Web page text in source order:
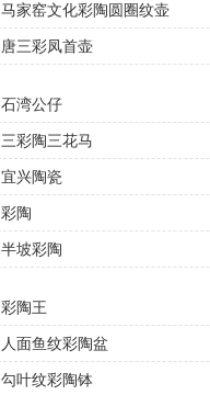
马家窑文化彩陶圆圈纹壶
唐三彩凤首壶
石湾公仔
三彩陶三花马
宜兴陶瓷
彩陶
半坡彩陶
彩陶王
人面鱼纹彩陶盆
勾叶纹彩陶钵